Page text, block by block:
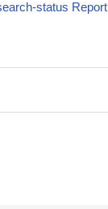
status Report